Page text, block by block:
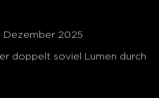
Dezember 2025
doppelt soviel Lumen durch